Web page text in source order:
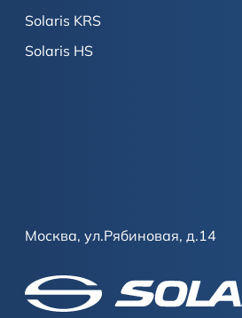
Solaris KRS
Solaris HS
Москва, ул.Рябиновая, д.14